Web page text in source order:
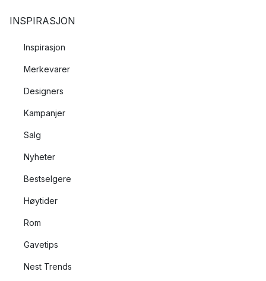
INSPIRASJON
Inspirasjon
Merkevarer
Designers
Kampanjer
Salg
Nyheter
Bestselgere
Høytider
Rom
Gavetips
Nest Trends